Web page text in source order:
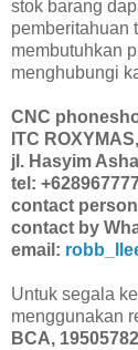
stok barang
pemberitahuan
membutuhkan
menghubungi
CNC
ITC
jl. Hasyim
tel:
contact
contact by
email:
Untuk segala
menggunakan
BCA,